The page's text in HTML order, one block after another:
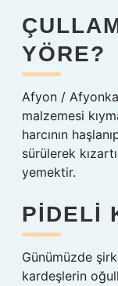
YÖRE?
Afyon /
malzemesi
harcının
sürülerek
yemektir.
PIDELI
Günümüzde
kardeşlerin